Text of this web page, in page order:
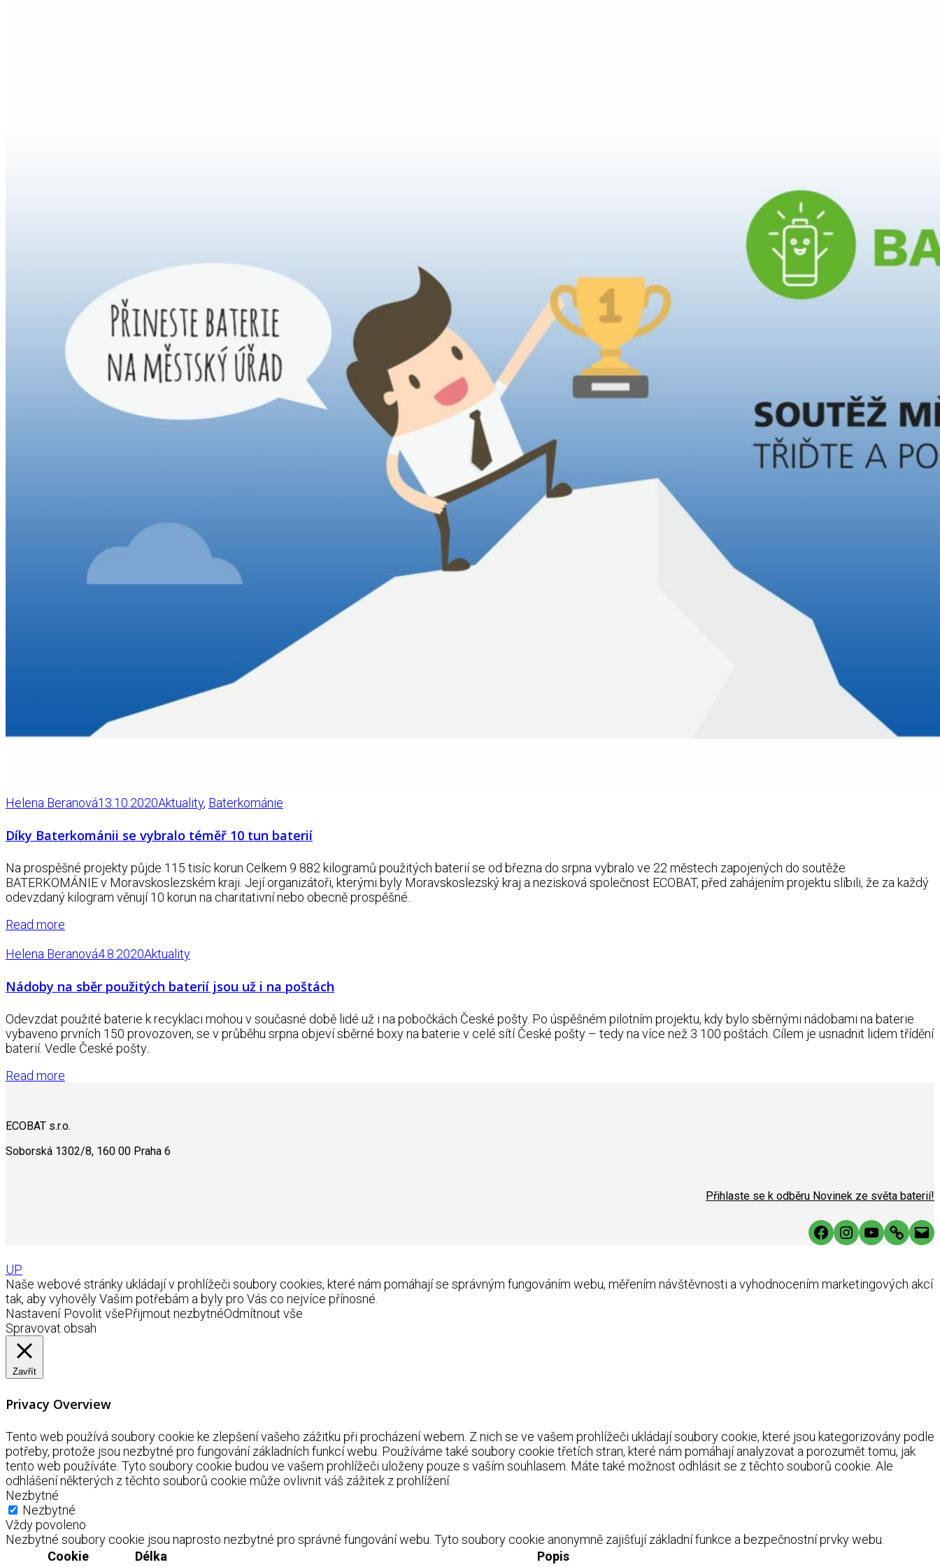
Helena Beranová13.10.2020Aktuality, Baterkománie
Díky Baterkománii se vybralo téměř 10 tun baterií
Na prospěšné projekty půjde 115 tisíc korun Celkem 9 882 kilogramů použitých baterií se od března do srpna vybralo ve 22 městech zapojených do soutěže
BATERKOMÁNIE v Moravskoslezském kraji. Její organizátoři, kterými byly Moravskoslezský kraj a nezisková společnost ECOBAT, před zahájením projektu slíbili, že za každý
odevzdaný kilogram věnují 10 korun na charitativní nebo obecně prospěšné..
Read more
Helena Beranová4.8.2020Aktuality
Nádoby na sběr použitých baterií jsou už i na poštách
Odevzdat použité baterie k recyklaci mohou v současné době lidé už i na pobočkách České pošty. Po úspěšném pilotním projektu, kdy bylo sběrnými nádobami na baterie
vybaveno prvních 150 provozoven, se v průběhu srpna objeví sběrné boxy na baterie v celé sítí České pošty – tedy na více než 3 100 poštách. Cílem je usnadnit lidem třídění
baterií. Vedle České pošty..
Read more
ECOBAT s.r.o.
Soborská 1302/8, 160 00 Praha 6
Přihlaste se k odběru Novinek ze světa baterií!
Facebook
Instagram
YouTube
Link
UP
Naše webové stránky ukládají v prohlížeči soubory cookies, které nám pomáhají se správným fungováním webu, měřením návštěvnosti a vyhodnocením marketingových akcí
tak, aby vyhověly Vašim potřebám a byly pro Vás co nejvíce přínosné.
Nastavení Povolit všePřijmout nezbytnéOdmítnout vše
Spravovat obsah
Zavřít
Privacy Overview
Tento web používá soubory cookie ke zlepšení vašeho zážitku při procházení webem. Z nich se ve vašem prohlížeči ukládají soubory cookie, které jsou kategorizovány podle
potřeby, protože jsou nezbytné pro fungování základních funkcí webu. Používáme také soubory cookie třetích stran, které nám pomáhají analyzovat a porozumět tomu, jak
tento web používáte. Tyto soubory cookie budou ve vašem prohlížeči uloženy pouze s vaším souhlasem. Máte také možnost odhlásit se z těchto souborů cookie. Ale
odhlášení některých z těchto souborů cookie může ovlivnit váš zážitek z prohlížení.
Nezbytné
Nezbytné
Vždy povoleno
Nezbytné soubory cookie jsou naprosto nezbytné pro správné fungování webu. Tyto soubory cookie anonymně zajišťují základní funkce a bezpečnostní prvky webu.
Cookie
Délka
Popis